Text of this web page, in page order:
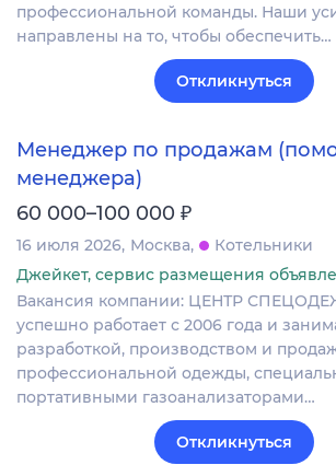
профессиональной команды. Наши
направлены на то, чтобы обеспечить…
Откликнуться
Менеджер по продажам
менеджера)
60 000–100 000 ₽
16 июля 2026 Москва
Котельники
Джейкет, сервис размещения
Вакансия компании: ЦЕНТР
успешно работает с 2006 года и
разработкой, производством и
профессиональной одежды,
портативными газоанализаторами…
Откликнуться